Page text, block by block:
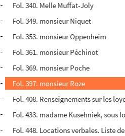
Fol. 340. Melle Muffat-Joly
Fol. 349. monsieur Niquet
Fol. 353. monsieur Oppenheim
Fol. 361. monsieur Péchinot
Fol. 369. monsieur Poche
Fol. 397. monsieur Roze
Fol. 408. Renseignements sur les
Fol. 433. madame Kusehniek, sous
Fol. 448. Locations verbales. Liste